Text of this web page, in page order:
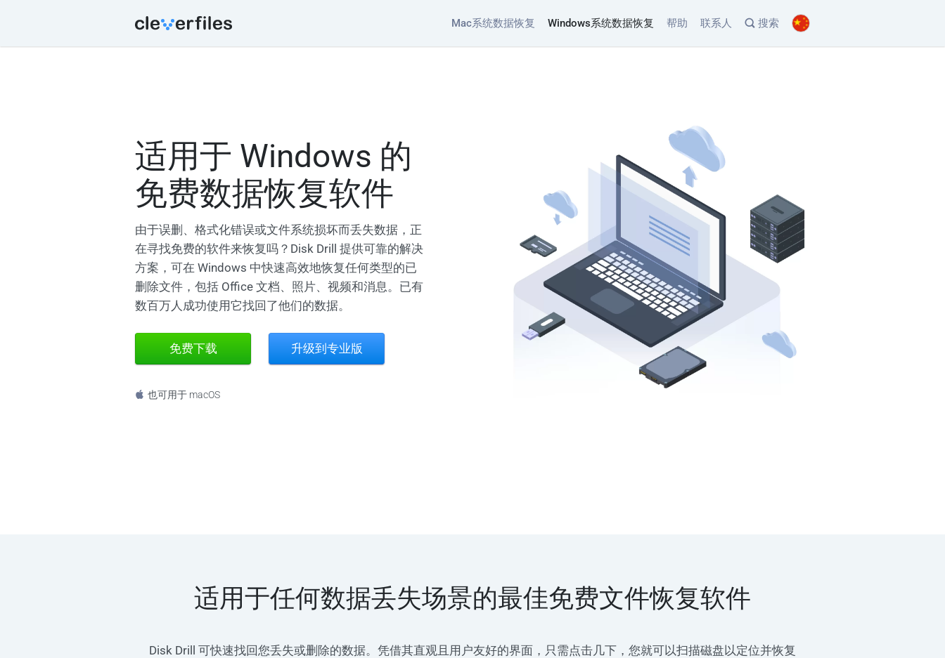
Mac系统数据恢复 Windows系统数据恢复 帮助 联系人 搜索
适用于 Windows 的
免费数据恢复软件
由于误删、格式化错误或文件系统损坏而丢失数据，正
在寻找免费的软件来恢复吗？Disk Drill 提供可靠的解决
方案，可在 Windows 中快速高效地恢复任何类型的已
删除文件，包括 Office 文档、照片、视频和消息。已有
数百万人成功使用它找回了他们的数据。
免费下载 升级到专业版
也可用于 macOS
适用于任何数据丢失场景的最佳免费文件恢复软件
Disk Drill 可快速找回您丢失或删除的数据。凭借其直观且用户友好的界面，只需点击几下，您就可以扫描磁盘以定位并恢复